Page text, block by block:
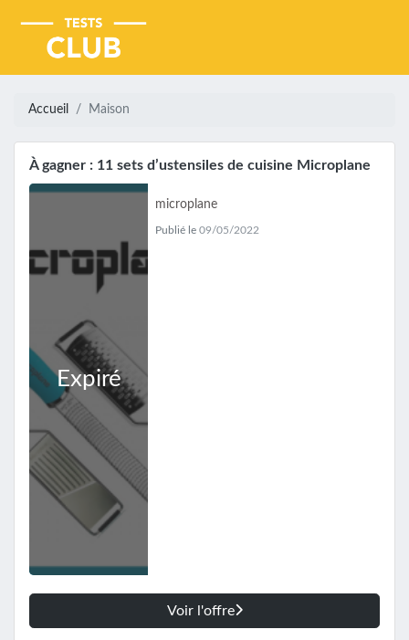
Accueil Maison
À gagner : 11 sets d’ustensiles de cuisine Microplane
Expiré
microplane
Publié le 09/05/2022
Voir l'offre